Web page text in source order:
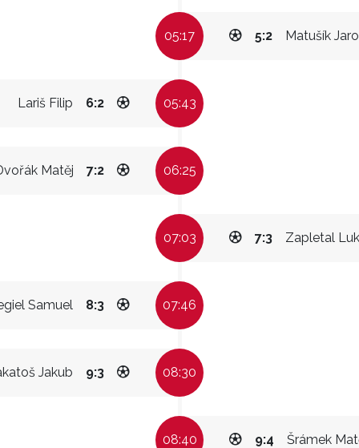
05:17 Matušík
5:2
Lariš Filip 6:2 05:43
Matěj 7:2 06:25
07:03 Zapletal
7:3
Samuel 8:3 07:46
Jakub 9:3 08:30
08:40 Šrámek
9:4